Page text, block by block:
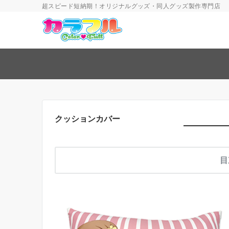
超スピード短納期！オリジナルグッズ・同人グッズ製作専門店
クッションカバー